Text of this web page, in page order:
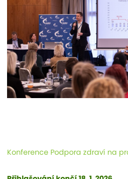
Konference Podpora zdraví na